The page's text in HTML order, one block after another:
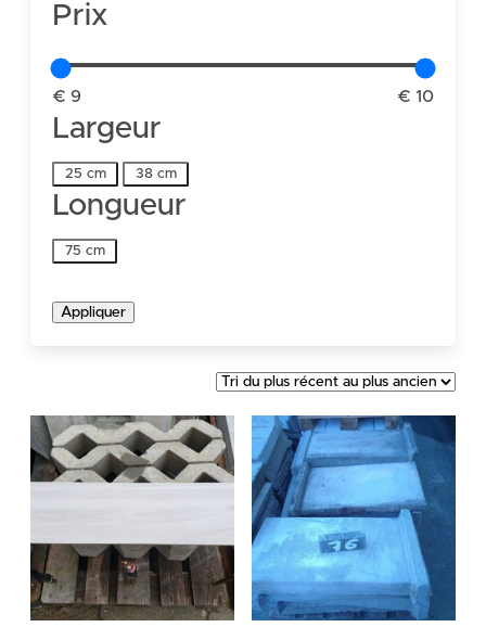
Prix
€ 9 € 10
Largeur
Largeur
25 cm 38 cm
Longueur
Longueur
75 cm
Appliquer